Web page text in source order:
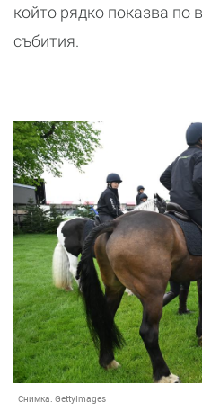
който рядко показва по
събития.
Снимка: GettyImages